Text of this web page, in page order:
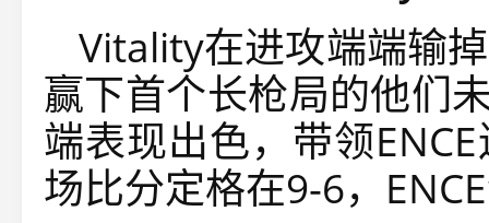
Vitality在进攻端端输
赢下首个长枪局的他们
端表现出色，带领
场比分定格在9-6，